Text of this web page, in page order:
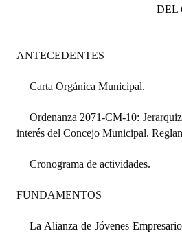
Constitución Provincial
Digesto
Organigrama
DOCUMENTOS
Informes de Gestión
DEL
ANTECEDENTES
Carta Orgánica Municipal.
Ordenanza 2071-CM-10:
interés del Concejo Municipal.
Cronograma de actividades.
FUNDAMENTOS
La Alianza de Jóvenes